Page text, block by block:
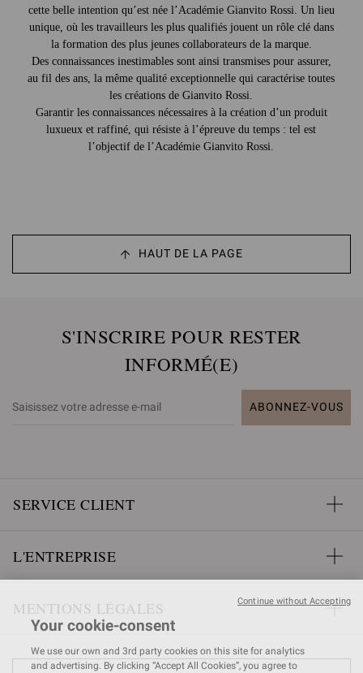
cette belle intention qu’est née l’Académie Gianvito Rossi. Un lieu
unique, où les travailleurs les plus qualifiés jouent un rôle clé dans
la formation des plus jeunes collaborateurs de la marque.
Des connaissances inestimables sont ainsi transmises pour assurer,
au fil des ans, la même qualité exceptionnelle qui caractérise toutes
les créations de Gianvito Rossi.
Garantir les connaissances nécessaires à la création d’un produit
luxueux et raffiné, qui résiste à l’épreuve du temps : tel est
l’objectif de l’Académie Gianvito Rossi.
HAUT DE LA PAGE
S'INSCRIRE POUR RESTER
INFORMÉ(E)
ABONNEZ-VOUS
SERVICE CLIENT
L'ENTREPRISE
MENTIONS LÉGALES
Your cookie-consent
We use our own and 3rd party cookies on this site for analytics
and advertising. By clicking “Accept All Cookies”, you agree to
Continue without Accepting